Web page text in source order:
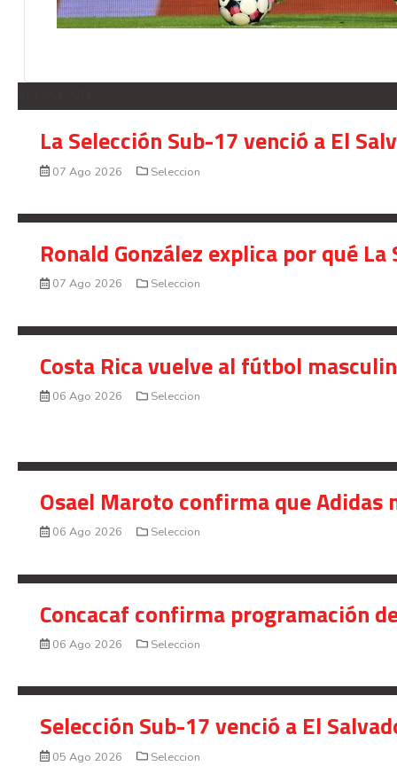
La Selección Sub-17 venció a El
07 Ago 2026 Seleccion
Ronald González explica por qué
07 Ago 2026 Seleccion
Costa Rica vuelve al fútbol
06 Ago 2026 Seleccion
Osael Maroto confirma que Adidas
06 Ago 2026 Seleccion
Concacaf confirma programación
06 Ago 2026 Seleccion
Selección Sub-17 venció a El
05 Ago 2026 Seleccion